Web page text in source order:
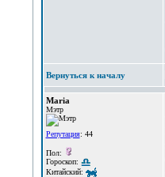
Вернуться к началу
Maria
Мэтр
Репутация: 44
Пол:
Гороскоп:
Китайский: